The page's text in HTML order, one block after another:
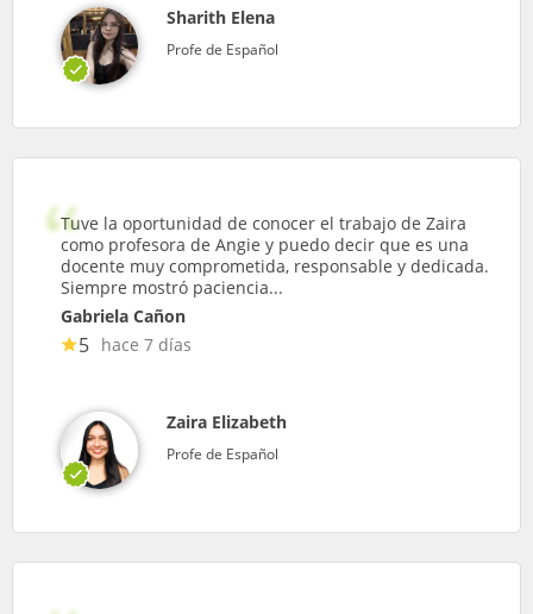
Sharith Elena
Profe de Español
Tuve la oportunidad de conocer el trabajo de Zaira
como profesora de Angie y puedo decir que es una
docente muy comprometida, responsable y dedicada.
Siempre mostró paciencia...
Gabriela Cañon
5 hace 7 días
Zaira Elizabeth
Profe de Español